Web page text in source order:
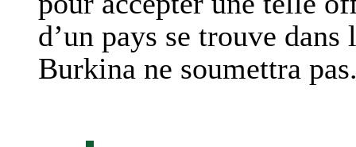
d’un pays se trouve
Burkina ne soumettra